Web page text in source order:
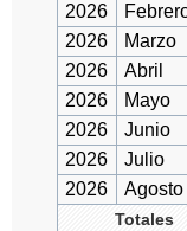
2026
2026
Marzo
2026
Abril
2026
Mayo
2026
Junio
2026
Julio
2026
Agosto
Totales